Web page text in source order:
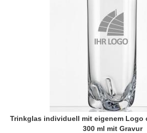
Trinkglas individuell mit eigenem Logo
300 ml mit Gravur